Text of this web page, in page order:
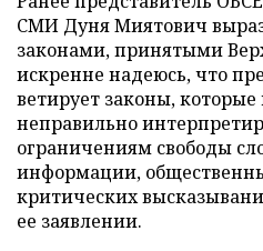
СМИ Дуня Миятович
законами, принятыми
искренне надеюсь, что
ветирует законы, которые
неправильно
ограничениям свободы
информации,
критических
ее заявлении.